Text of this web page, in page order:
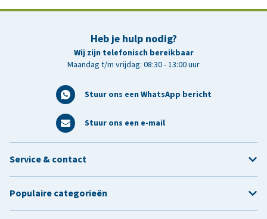
Heb je hulp nodig?
Wij zijn telefonisch bereikbaar
Maandag t/m vrijdag: 08:30 - 13:00 uur
Stuur ons een WhatsApp bericht
Stuur ons een e-mail
Service & contact
Populaire categorieën